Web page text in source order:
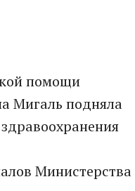
помощи
Мигаль подняла
Министерства